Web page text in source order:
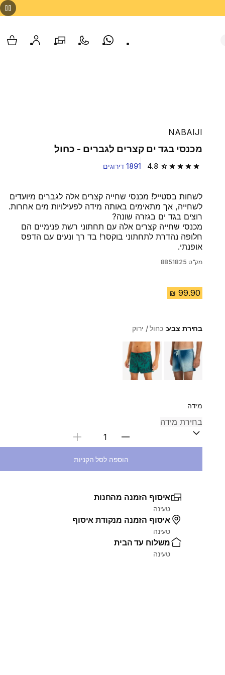
Whatsappצור קשרהסניפים שלנוהחשבון שלי
NABAIJI
מכנסי בגד ים קצרים לגברים - כחול
4.8 4.8 out of 5 stars from 1891 reviews 1891 דירוגים
לשחות בסטייל! מכנסי שחייה קצרים אלה לגברים מיועדים
לשחייה, אך מתאימים באותה מידה לפעילויות מים אחרות.
רוצים בגד ים בגזרה שונה?
מכנסי שחייה קצרים אלה עם תחתוני רשת פנימיים הם
חלופה נהדרת לתחתוני בוקסר! בד רך ונעים עם הדפס
אופנתי.
מק"ט 8851825
בחירת צבע:כחול / ירוק
Choose a variant
מידה
בחירת כמות
הוספה לסל הקניות
איסוף הזמנה מהחנות
טעינה
איסוף הזמנה מנקודת איסוף
טעינה
משלוח עד הבית
טעינה